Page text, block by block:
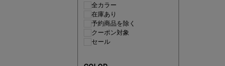
全カラー
在庫あり
予約商品を除く
クーポン対象
セール